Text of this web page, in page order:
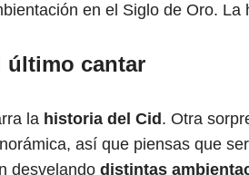
en el Siglo de Oro.
último cantar
la historia del Cid . Otra
así que piensas que
desvelando distintas